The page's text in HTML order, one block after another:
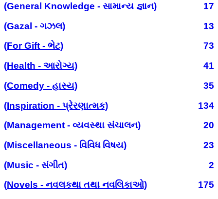
(General Knowledge - સામાન્ય જ્ઞાન)
17
(Gazal - ગઝલ)
13
(For Gift - ભેટ)
73
(Health - આરોગ્ય)
41
(Comedy - હાસ્ય)
35
(Inspiration - પ્રેરણાત્મક)
134
(Management - વ્યવસ્થા સંચાલન)
20
(Miscellaneous - વિવિધ વિષય)
23
(Music - સંગીત)
2
(Novels - નવલકથા તથા નવલિકાઓ)
175